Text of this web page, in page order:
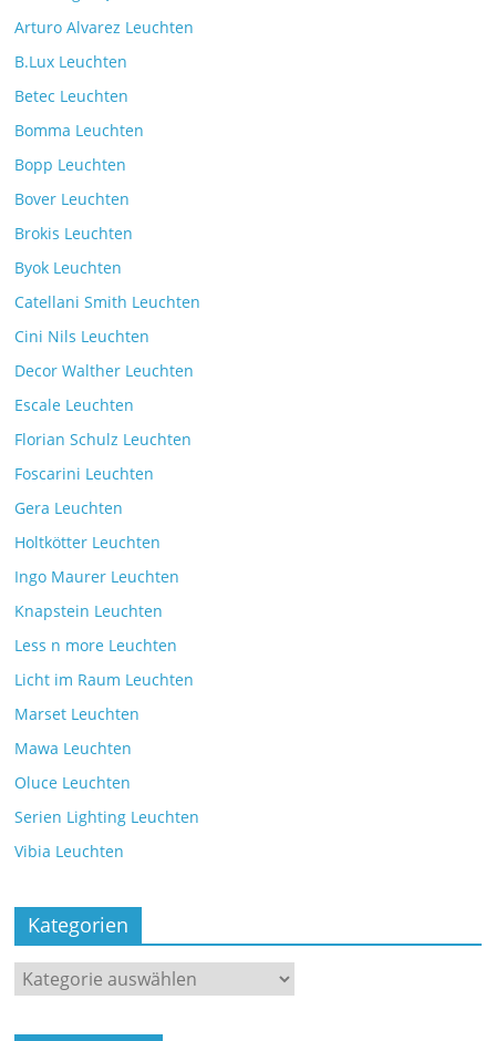
Herstellers Brokis
26. Juli 2025
Arturo Alvarez Leuchten
B.Lux Leuchten
Betec Leuchten
Bomma Leuchten
Bopp Leuchten
Bover Leuchten
Brokis Leuchten
Byok Leuchten
Catellani Smith Leuchten
Cini Nils Leuchten
Decor Walther Leuchten
Escale Leuchten
Florian Schulz Leuchten
Foscarini Leuchten
Gera Leuchten
Holtkötter Leuchten
Ingo Maurer Leuchten
Knapstein Leuchten
Less n more Leuchten
Licht im Raum Leuchten
Marset Leuchten
Mawa Leuchten
Oluce Leuchten
Serien Lighting Leuchten
Vibia Leuchten
Kategorien